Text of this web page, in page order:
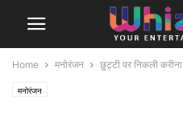
Home मनोरंजन छुट्टी पर निकली करीना
मनोरंजन